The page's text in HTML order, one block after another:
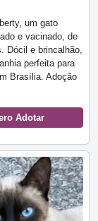
um gato
e vacinado, de
Dócil e brincalhão,
perfeita para
Brasília. Adoção
Adotar